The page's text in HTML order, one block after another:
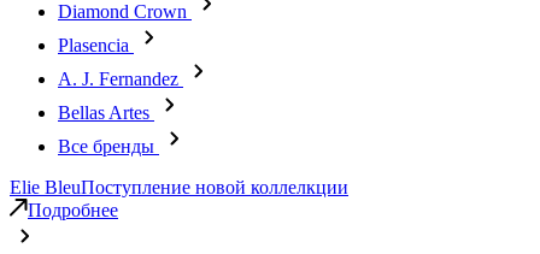
Diamond Crown
Plasencia
A. J. Fernandez
Bellas Artes
Все бренды
Elie BleuПоступление новой коллелкции
Подробнее